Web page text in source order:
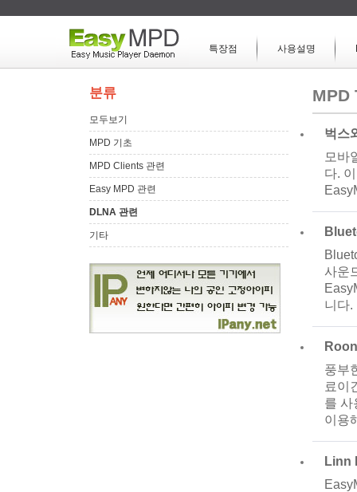
특장점 사용설명
MPD
벅스
모바
다.
사운
니다.
풍부
료이
를 사
이용
Linn
분류
모두보기
MPD 기초
MPD Clients 관련
Easy MPD 관련
DLNA 관련
기타